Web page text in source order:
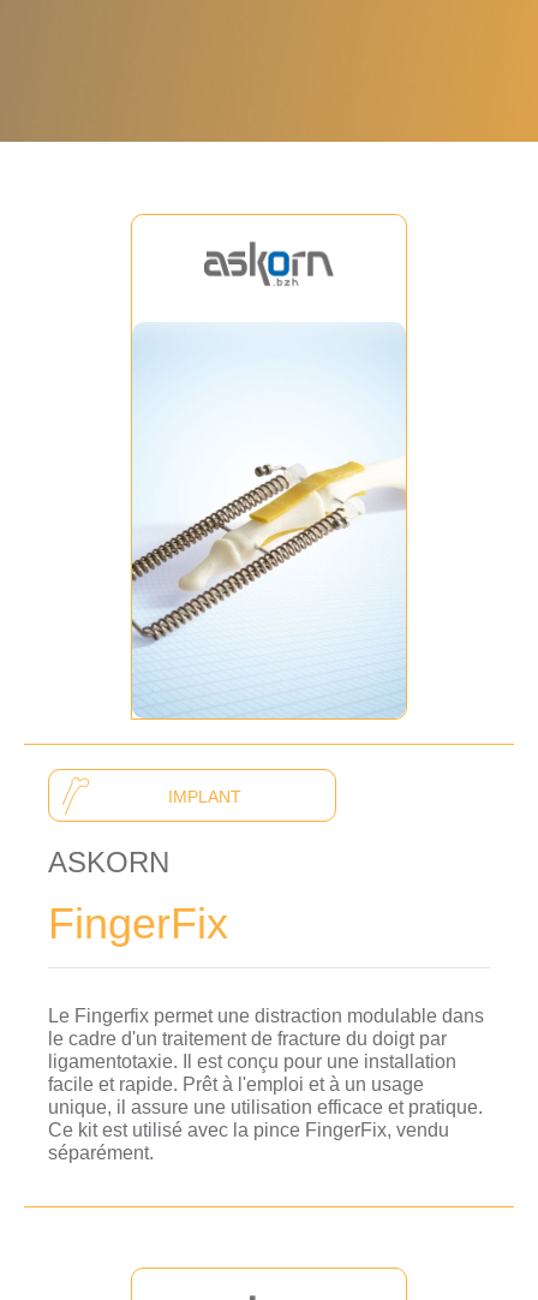
IMPLANT
ASKORN
FingerFix
Le Fingerfix permet une distraction modulable dans
le cadre d'un traitement de fracture du doigt par
ligamentotaxie. Il est conçu pour une installation
facile et rapide. Prêt à l'emploi et à un usage
unique, il assure une utilisation efficace et pratique.
Ce kit est utilisé avec la pince FingerFix, vendu
séparément.